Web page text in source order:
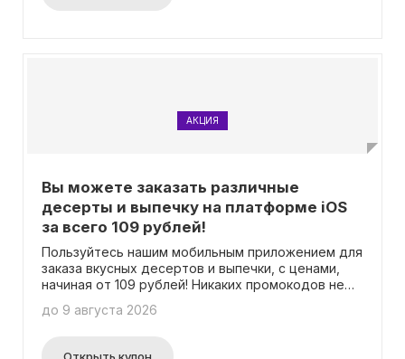
АКЦИЯ
Вы можете заказать различные
десерты и выпечку на платформе iOS
за всего 109 рублей!
Пользуйтесь нашим мобильным приложением для
заказа вкусных десертов и выпечки, с ценами,
начиная от 109 рублей! Никаких промокодов не
до 9 августа 2026